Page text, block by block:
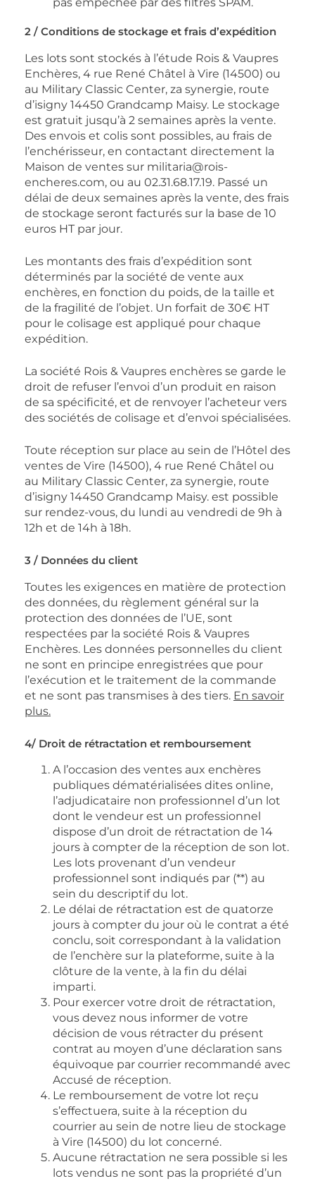
2 / Conditions de stockage et frais d’expédition
Les lots sont stockés à l’étude Rois & Vaupres
Enchères, 4 rue René Châtel à Vire (14500) ou
au Military Classic Center, za synergie, route
d’isigny 14450 Grandcamp Maisy. Le stockage
est gratuit jusqu’à 2 semaines après la vente.
Des envois et colis sont possibles, au frais de
l’enchérisseur, en contactant directement la
Maison de ventes sur militaria@rois-
encheres.com, ou au 02.31.68.17.19. Passé un
délai de deux semaines après la vente, des frais
de stockage seront facturés sur la base de 10
euros HT par jour.
Les montants des frais d’expédition sont
déterminés par la société de vente aux
enchères, en fonction du poids, de la taille et
de la fragilité de l’objet. Un forfait de 30€ HT
pour le colisage est appliqué pour chaque
expédition.
La société Rois & Vaupres enchères se garde le
droit de refuser l’envoi d’un produit en raison
de sa spécificité, et de renvoyer l’acheteur vers
des sociétés de colisage et d’envoi spécialisées.
Toute réception sur place au sein de l’Hôtel des
ventes de Vire (14500), 4 rue René Châtel ou
au Military Classic Center, za synergie, route
d’isigny 14450 Grandcamp Maisy. est possible
sur rendez-vous, du lundi au vendredi de 9h à
12h et de 14h à 18h.
3 / Données du client
Toutes les exigences en matière de protection
des données, du règlement général sur la
protection des données de l’UE, sont
respectées par la société Rois & Vaupres
Enchères. Les données personnelles du client
ne sont en principe enregistrées que pour
l’exécution et le traitement de la commande
et ne sont pas transmises à des tiers. En savoir
plus.
4/ Droit de rétractation et remboursement
A l’occasion des ventes aux enchères
publiques dématérialisées dites online,
l’adjudicataire non professionnel d’un lot
dont le vendeur est un professionnel
dispose d’un droit de rétractation de 14
jours à compter de la réception de son lot.
Les lots provenant d’un vendeur
professionnel sont indiqués par (**) au
sein du descriptif du lot.
Le délai de rétractation est de quatorze
jours à compter du jour où le contrat a été
conclu, soit correspondant à la validation
de l’enchère sur la plateforme, suite à la
clôture de la vente, à la fin du délai
imparti.
Pour exercer votre droit de rétractation,
vous devez nous informer de votre
décision de vous rétracter du présent
contrat au moyen d’une déclaration sans
équivoque par courrier recommandé avec
Accusé de réception.
Le remboursement de votre lot reçu
s’effectuera, suite à la réception du
courrier au sein de notre lieu de stockage
à Vire (14500) du lot concerné.
Aucune rétractation ne sera possible si les
lots vendus ne sont pas la propriété d’un